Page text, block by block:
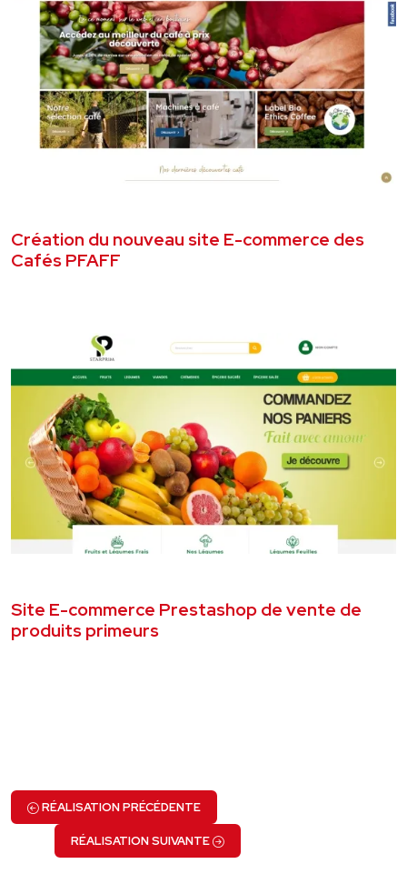
Création du nouveau site E-commerce des
Cafés PFAFF
Site E-commerce Prestashop de vente de
produits primeurs
RÉALISATION PRÉCÉDENTE
RÉALISATION SUIVANTE